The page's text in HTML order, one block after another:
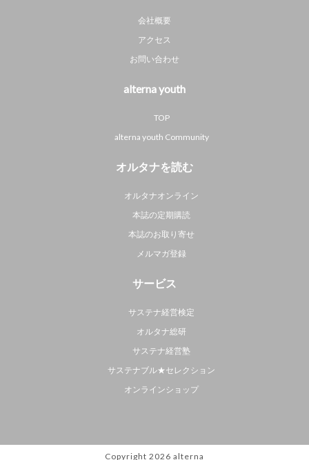
会社概要
アクセス
お問い合わせ
alterna youth
TOP
alterna youth Community
オルタナを読む
オルタナオンライン
本誌の定期購読
本誌のお取り寄せ
メルマガ登録
サービス
サステナ経営検定
オルタナ総研
サステナ経営塾
サステナブル★セレクション
オンラインショップ
Copyright 2026 alterna